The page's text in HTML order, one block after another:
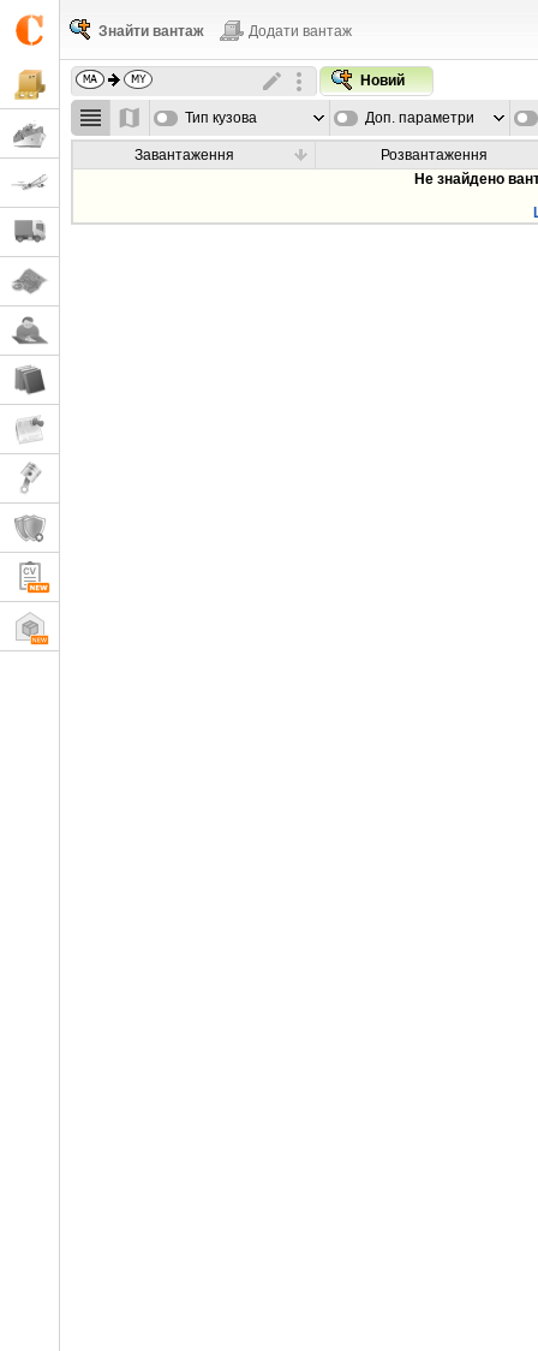
Знайти вантаж Додати вантаж
Новий
Тип кузова Доп. параметри
Завантаження
Розвантаження
Не знайдено